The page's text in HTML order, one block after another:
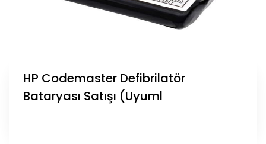
HP Codemaster Defibrilatör
Bataryası Satışı (Uyuml